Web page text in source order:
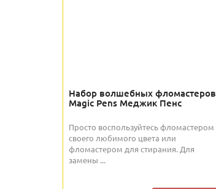
Набор волшебных фломастеров
Magic Pens Меджик Пенс
Просто воспользуйтесь фломастером
своего любимого цвета или
фломастером для стирания. Для
замены ...